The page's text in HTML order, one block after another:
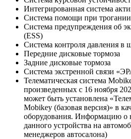
Интегрированная система
Система помощи при
Система предупреждения об
(ESS)
Система контроля давления в
Передние дисковые тормоза
Задние дисковые тормоза
Система экстренной связи
Телематическая система
произведенных с 16 ноября
может быть установлена
Mobikey (базовая версия)» в
оборудования. Информацию о
данного устройства на
менеджеров автосалона)